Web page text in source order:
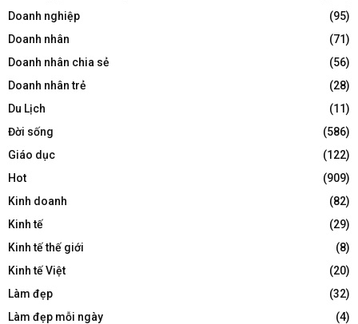
Doanh nghiệp
(95)
Doanh nhân
(71)
Doanh nhân chia sẻ
(56)
Doanh nhân trẻ
(28)
Du Lịch
(11)
Đời sống
(586)
Giáo dục
(122)
Hot
(909)
Kinh doanh
(82)
Kinh tế
(29)
Kinh tế thế giới
(8)
Kinh tế Việt
(20)
Làm đẹp
(32)
Làm đẹp mỗi ngày
(4)